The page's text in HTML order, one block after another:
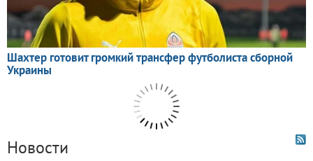
Новости